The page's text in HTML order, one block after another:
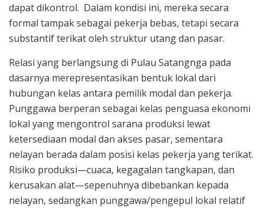
dapat dikontrol. Dalam kondisi ini, mereka secara
formal tampak sebagai pekerja bebas, tetapi secara
substantif terikat oleh struktur utang dan pasar.
Relasi yang berlangsung di Pulau Satangnga pada
dasarnya merepresentasikan bentuk lokal dari
hubungan kelas antara pemilik modal dan pekerja.
Punggawa berperan sebagai kelas penguasa ekonomi
lokal yang mengontrol sarana produksi lewat
ketersediaan modal dan akses pasar, sementara
nelayan berada dalam posisi kelas pekerja yang terikat.
Risiko produksi—cuaca, kegagalan tangkapan, dan
kerusakan alat—sepenuhnya dibebankan kepada
nelayan, sedangkan punggawa/pengepul lokal relatif